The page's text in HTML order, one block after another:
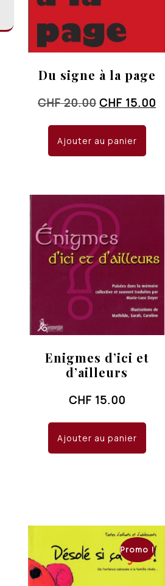
Du signe à la page
CHF20.00 Le
initial
CHF 15.00
Ajouter au panier
Enigmes d’ici et
d’ailleurs
CHF 15.00
Ajouter au panier
Promo !